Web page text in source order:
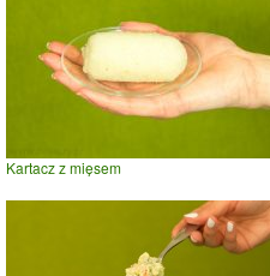
Kartacz z mięsem